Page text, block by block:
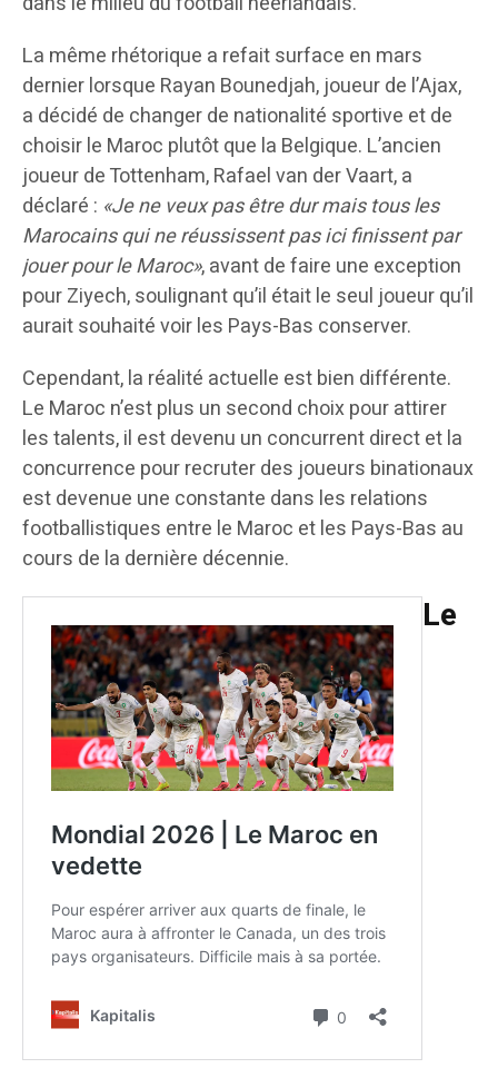
La même rhétorique a refait surface en mars
dernier lorsque Rayan Bounedjah, joueur de l’Ajax,
a décidé de changer de nationalité sportive et de
choisir le Maroc plutôt que la Belgique. L’ancien
joueur de Tottenham, Rafael van der Vaart, a
déclaré : «Je ne veux pas être dur mais tous les
Marocains qui ne réussissent pas ici finissent par
jouer pour le Maroc», avant de faire une exception
pour Ziyech, soulignant qu’il était le seul joueur qu’il
aurait souhaité voir les Pays-Bas conserver.
Cependant, la réalité actuelle est bien différente.
Le Maroc n’est plus un second choix pour attirer
les talents, il est devenu un concurrent direct et la
concurrence pour recruter des joueurs binationaux
est devenue une constante dans les relations
footballistiques entre le Maroc et les Pays-Bas au
cours de la dernière décennie.
Le